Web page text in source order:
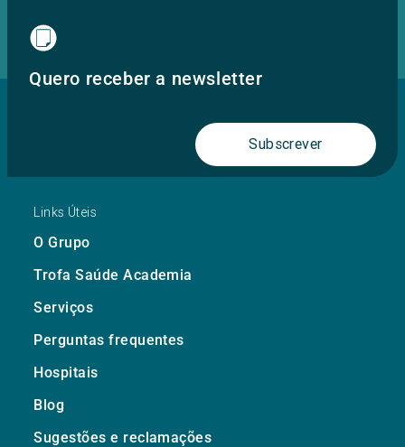
Quero receber a newsletter
Subscrever
Links Úteis
O Grupo
Trofa Saúde Academia
Serviços
Perguntas frequentes
Hospitais
Blog
Sugestões e reclamações